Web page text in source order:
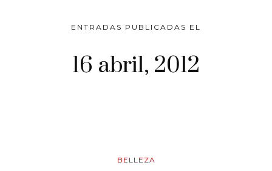
ENTRADAS PUBLICADAS EL
16 abril, 2012
BELLEZA